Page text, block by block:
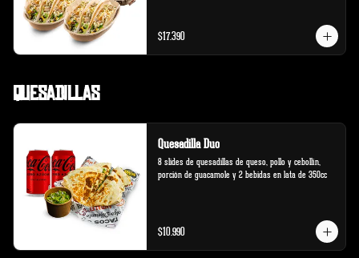
$17.390
Quesadillas
Quesadilla Duo
8 slides de quesadillas de queso, pollo y cebollín,
porción de guacamole y 2 bebidas en lata de 350cc
$10.990